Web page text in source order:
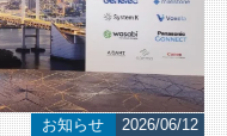
お知らせ 2026/06/12